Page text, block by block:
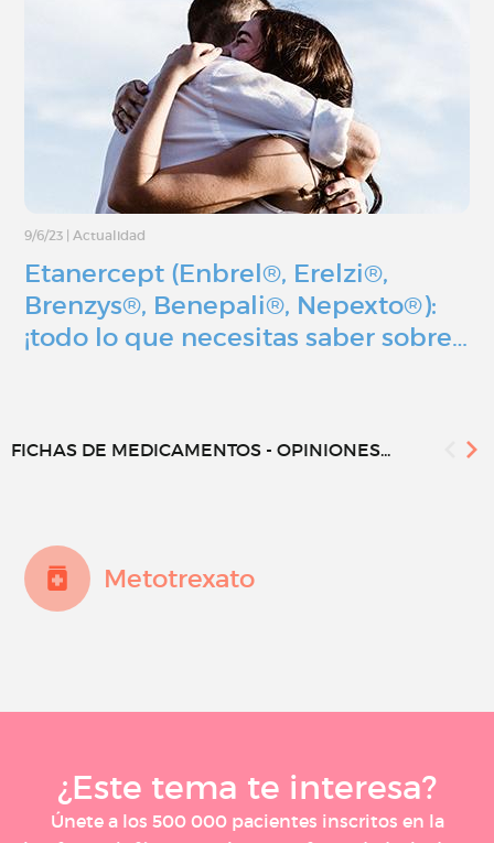
9/6/23 Actualidad
Etanercept (Enbrel®, Erelzi®,
Brenzys®, Benepali®, Nepexto®):
¡todo lo que necesitas saber sobre…
FICHAS DE MEDICAMENTOS - OPINIONES...
Metotrexato
¿Este tema te interesa?
Únete a los 500 000 pacientes inscritos en la